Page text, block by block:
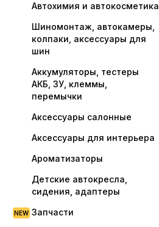
Автохимия и автокосметика
Шиномонтаж, автокамеры,
колпаки, аксессуары для
шин
Аккумуляторы, тестеры
АКБ, ЗУ, клеммы,
перемычки
Аксессуары салонные
Аксессуары для интерьера
Ароматизаторы
Детские автокресла,
сидения, адаптеры
Запчасти